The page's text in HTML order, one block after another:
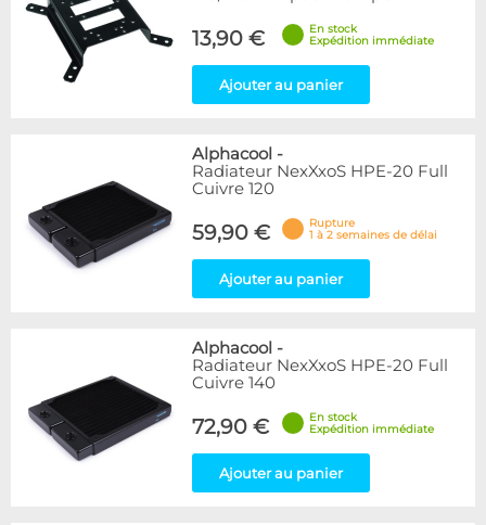
13,90 €
En stock
Expédition immédiate
Ajouter au panier
Alphacool -
Radiateur NexXxoS HPE-20 Full
Cuivre 120
59,90 €
Rupture
1 à 2 semaines de délai
Ajouter au panier
Alphacool -
Radiateur NexXxoS HPE-20 Full
Cuivre 140
72,90 €
En stock
Expédition immédiate
Ajouter au panier